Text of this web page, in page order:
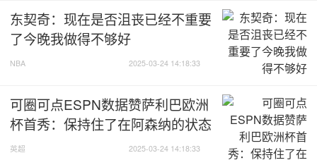
东契奇：现在是否沮丧已经不重要
了今晚我做得不够好
NBA 2025-03-24 14:18:33
可圈可点ESPN数据赞萨利巴欧洲
杯首秀：保持住了在阿森纳的状态
英超 2025-03-24 14:18:33